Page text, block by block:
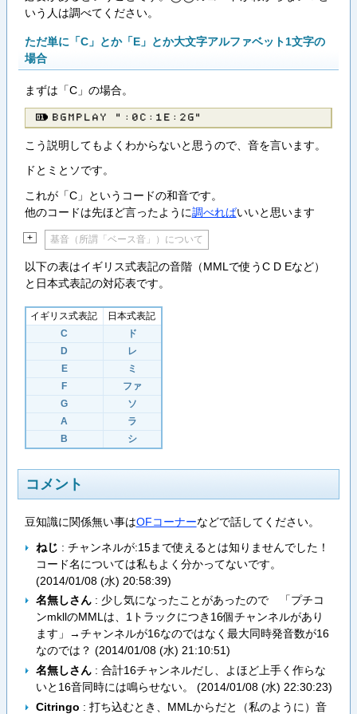
いう人は調べてください。
ただ単に「C」とか「E」とか大文字アルファベット1文字の
場合
まずは「C」の場合。
ＢＧＭＰＬＡＹ ”：０Ｃ：１Ｅ：２Ｇ”
こう説明してもよくわからないと思うので、音を言います。
ドとミとソです。
これが「C」というコードの和音です。
他のコードは先ほど言ったように調べればいいと思います
+ 基音（所謂「ベース音」）について
以下の表はイギリス式表記の音階（MMLで使うC D Eなど）
と日本式表記の対応表です。
イギリス式表記
日本式表記
C
ド
D
レ
E
ミ
F
ファ
G
ソ
A
ラ
B
シ
コメント
豆知識に関係無い事はOFコーナーなどで話してください。
ねじ : チャンネルが:15まで使えるとは知りませんでした！
コード名については私もよく分かってないです。
(2014/01/08 (水) 20:58:39)
名無しさん: 少し気になったことがあったので 「プチコ
ンmkllのMMLは、1トラックにつき16個チャンネルがあり
ます」→チャンネルが16なのではなく最大同時発音数が16
なのでは？ (2014/01/08 (水) 21:10:51)
名無しさん: 合計16チャンネルだし、よほど上手く作らな
いと16音同時には鳴らせない。 (2014/01/08 (水) 22:30:23)
Citringo : 打ち込むとき、MMLからだと（私のように）音